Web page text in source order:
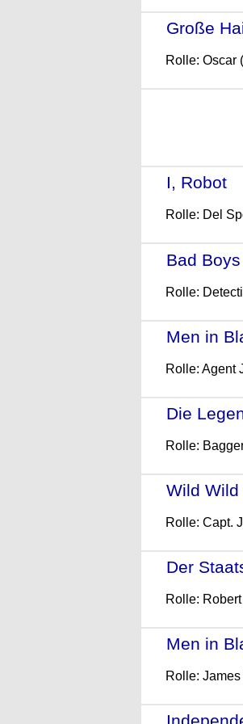
Große
Rolle: Oscar
I, Robot
Rolle: Del
Bad
Rolle:
Men in
Rolle: Agent
Die
Rolle:
Wild Wild
Rolle: Capt.
Der
Rolle:
Men in
Rolle: James